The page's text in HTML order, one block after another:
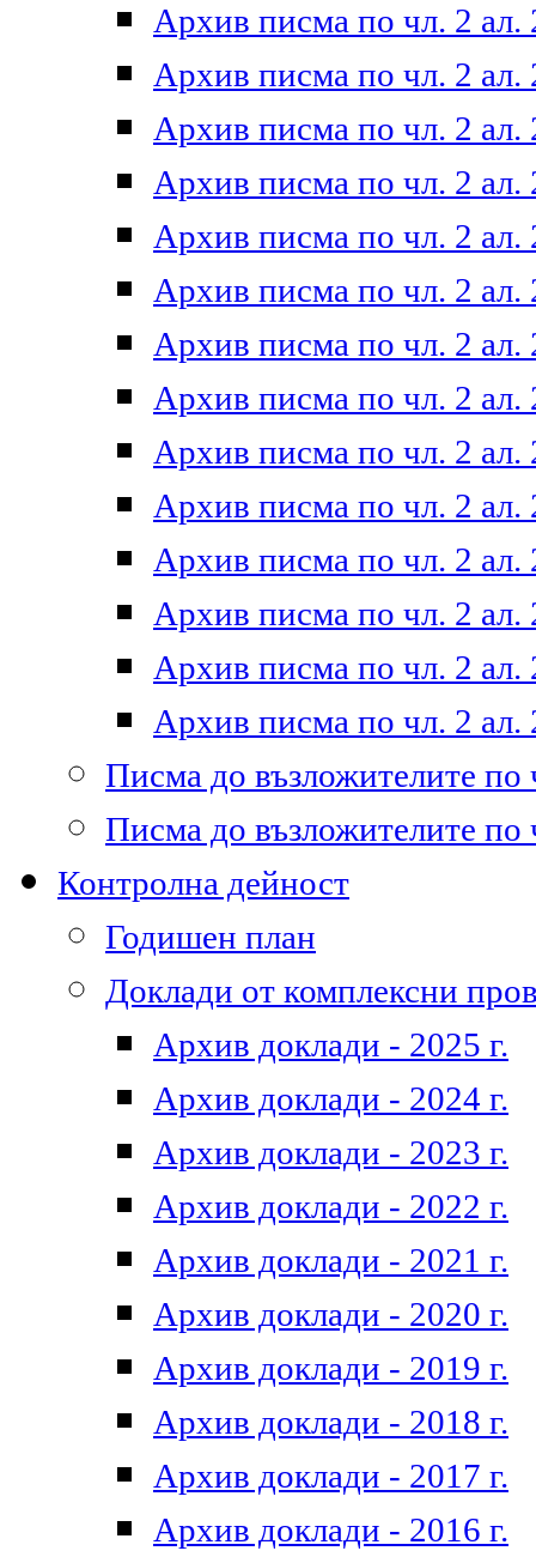
Архив писма по чл. 2 ал.
Архив писма по чл. 2 ал.
Архив писма по чл. 2 ал.
Архив писма по чл. 2 ал.
Архив писма по чл. 2 ал.
Архив писма по чл. 2 ал.
Архив писма по чл. 2 ал.
Архив писма по чл. 2 ал.
Архив писма по чл. 2 ал.
Архив писма по чл. 2 ал.
Архив писма по чл. 2 ал.
Архив писма по чл. 2 ал.
Архив писма по чл. 2 ал.
Архив писма по чл. 2 ал.
Писма до възложителите по
Писма до възложителите по
Контролна дейност
Годишен план
Доклади от комплексни
Архив доклади - 2025 г.
Архив доклади - 2024 г.
Архив доклади - 2023 г.
Архив доклади - 2022 г.
Архив доклади - 2021 г.
Архив доклади - 2020 г.
Архив доклади - 2019 г.
Архив доклади - 2018 г.
Архив доклади - 2017 г.
Архив доклади - 2016 г.